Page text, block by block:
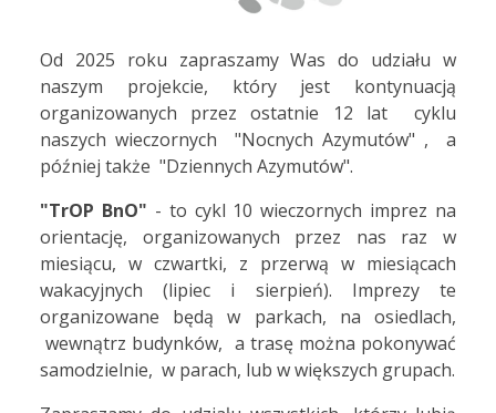
Od 2025 roku zapraszamy Was do udziału w
naszym projekcie, który jest kontynuacją
organizowanych przez ostatnie 12 lat cyklu
naszych wieczornych "Nocnych Azymutów" , a
później także "Dziennych Azymutów".
"TrOP BnO" - to cykl 10 wieczornych imprez na
orientację, organizowanych przez nas raz w
miesiącu, w czwartki, z przerwą w miesiącach
wakacyjnych (lipiec i sierpień). Imprezy te
organizowane będą w parkach, na osiedlach,
wewnątrz budynków, a trasę można pokonywać
samodzielnie, w parach, lub w większych grupach.